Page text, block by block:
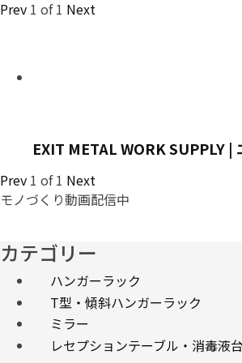
Prev 1 of 1 Next
EXIT METAL WORK SUPPLY
Prev 1 of 1 Next
モノづくり動画配信中
カテゴリー
ハンガーラック
T型・傾斜ハンガーラック
ミラー
レセプションテーブル・消毒液台